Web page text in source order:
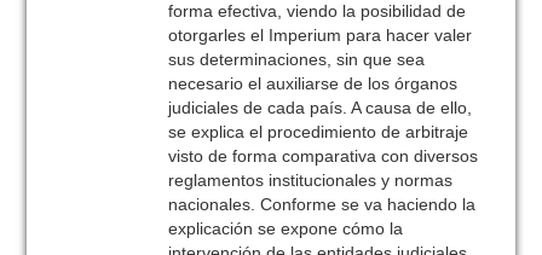
forma efectiva, viendo la posibilidad de
otorgarles el Imperium para hacer valer
sus determinaciones, sin que sea
necesario el auxiliarse de los órganos
judiciales de cada país. A causa de ello,
se explica el procedimiento de arbitraje
visto de forma comparativa con diversos
reglamentos institucionales y normas
nacionales. Conforme se va haciendo la
explicación se expone cómo la